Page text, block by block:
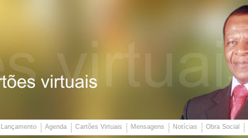
Lançamento Agenda Cartões Virtuais Mensagens Notícias Obra Social